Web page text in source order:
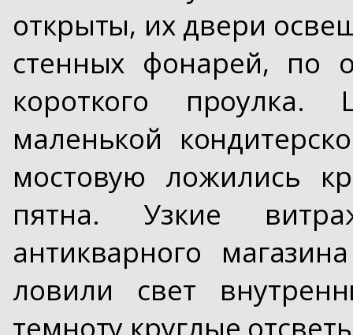
открыты, их двери
стенных фонарей, по
короткого
маленькой
мостовую ложились
пятна. Узкие
антикварного
ловили свет
темноту круглые